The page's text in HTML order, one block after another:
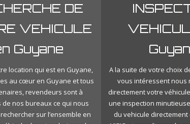
DE
VEHICULE
Guyane
location qui est en Guyane,
au cœur en Guyane et tous
revendeurs sont à
de nos bureaux ce qui nous
sur l’ensemble en
A la suite de votre choix
vous intéressent nous
directement votre
une inspection
du vehicule